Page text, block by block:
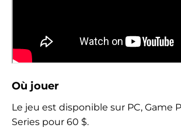
Où jouer
Le jeu est disponible sur PC, Game
Series pour 60 $.